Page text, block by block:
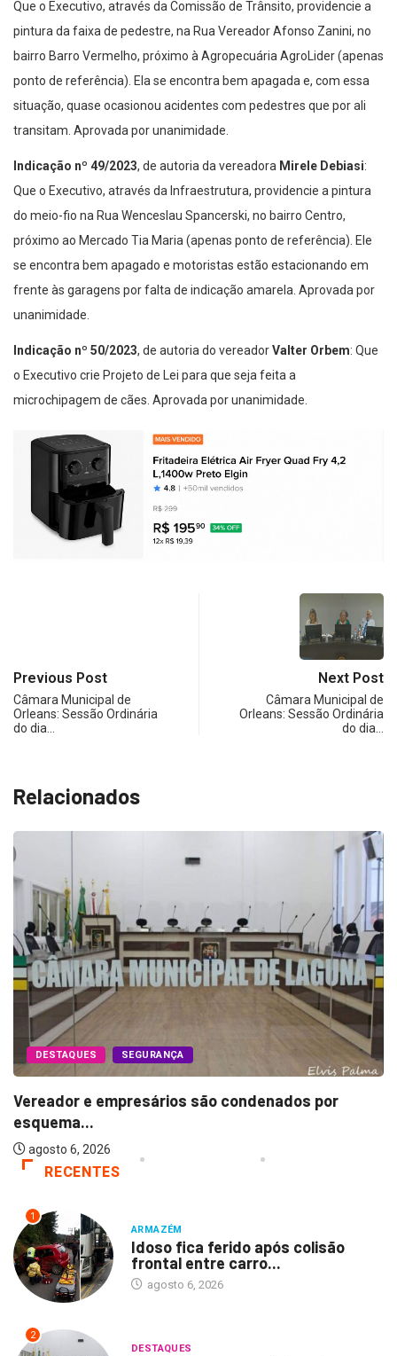
Que o Executivo, através da Comissão de Trânsito, providencie a
pintura da faixa de pedestre, na Rua Vereador Afonso Zanini, no
bairro Barro Vermelho, próximo à Agropecuária AgroLider (apenas
ponto de referência). Ela se encontra bem apagada e, com essa
situação, quase ocasionou acidentes com pedestres que por ali
transitam. Aprovada por unanimidade.
Indicação nº 49/2023, de autoria da vereadora Mirele Debiasi:
Que o Executivo, através da Infraestrutura, providencie a pintura
do meio-fio na Rua Wenceslau Spancerski, no bairro Centro,
próximo ao Mercado Tia Maria (apenas ponto de referência). Ele
se encontra bem apagado e motoristas estão estacionando em
frente às garagens por falta de indicação amarela. Aprovada por
unanimidade.
Indicação nº 50/2023, de autoria do vereadorValter Orbem: Que
o Executivo crie Projeto de Lei para que seja feita a
microchipagem de cães. Aprovada por unanimidade.
Previous Post
Câmara Municipal de
Orleans: Sessão Ordinária
do dia…
Next Post
Câmara Municipal de
Orleans: Sessão Ordinária
do dia…
Relacionados
DESTAQUES SEGURANÇA
Vereador e empresários são condenados por
esquema...
agosto 6, 2026
RECENTES
1
ARMAZÉM
Idoso fica ferido após colisão
frontal entre carro...
agosto 6, 2026
2
DESTAQUES